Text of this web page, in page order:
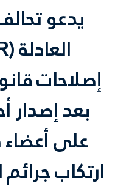
يدعو
إصلاحات
بعد إصدار
على
ارتكاب جرائم